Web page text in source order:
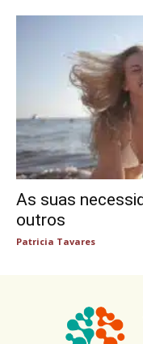
As suas
outros
Patricia Tavares